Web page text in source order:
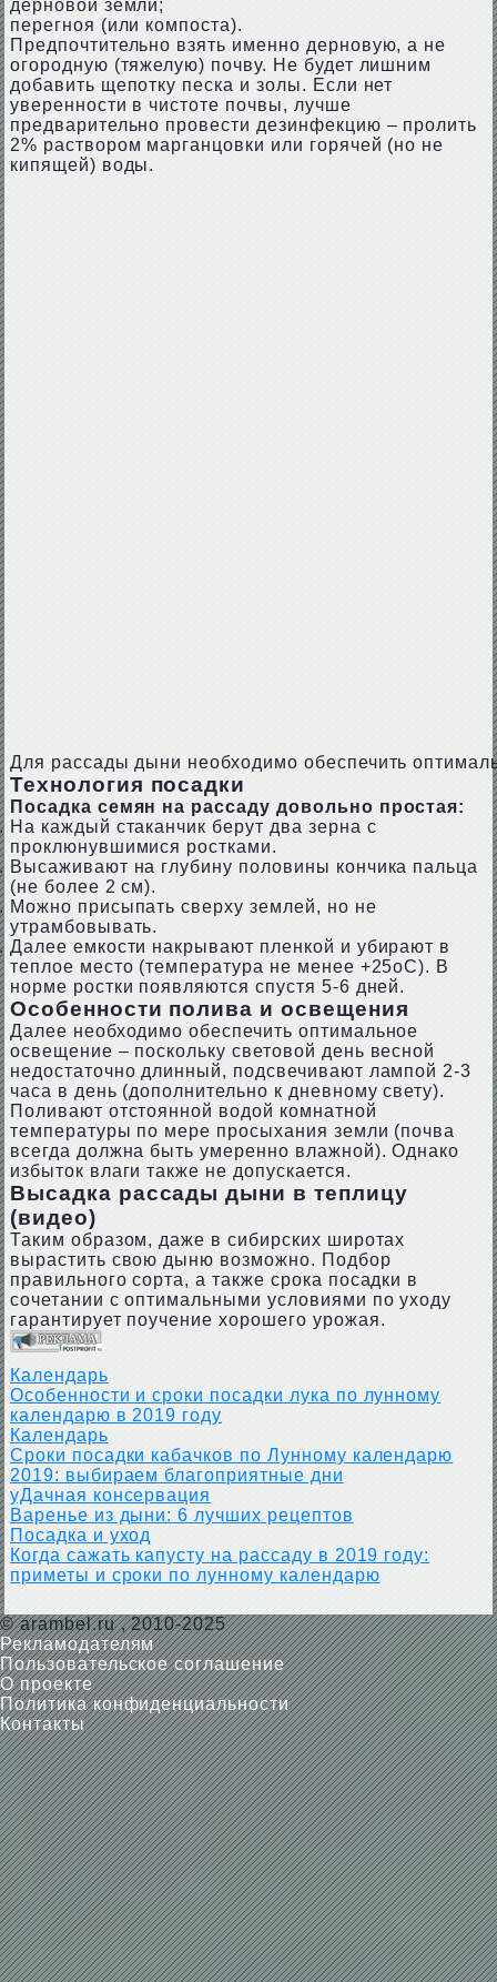
дерновой земли;
перегноя (или компоста).
Предпочтительно взять именно дерновую, а не
огородную (тяжелую) почву. Не будет лишним
добавить щепотку песка и золы. Если нет
уверенности в чистоте почвы, лучше
предварительно провести дезинфекцию – пролить
2% раствором марганцовки или горячей (но не
кипящей) воды.
Для рассады дыни необходимо обеспечить
Технология посадки
Посадка семян на рассаду довольно простая:
На каждый стаканчик берут два зерна с
проклюнувшимися ростками.
Высаживают на глубину половины кончика пальца
(не более 2 см).
Можно присыпать сверху землей, но не
утрамбовывать.
Далее емкости накрывают пленкой и убирают в
теплое место (температура не менее +25оС). В
норме ростки появляются спустя 5-6 дней.
Особенности полива и освещения
Далее необходимо обеспечить оптимальное
освещение – поскольку световой день весной
недостаточно длинный, подсвечивают лампой 2-3
часа в день (дополнительно к дневному свету).
Поливают отстоянной водой комнатной
температуры по мере просыхания земли (почва
всегда должна быть умеренно влажной). Однако
избыток влаги также не допускается.
Высадка рассады дыни в теплицу
(видео)
Таким образом, даже в сибирских широтах
вырастить свою дыню возможно. Подбор
правильного сорта, а также срока посадки в
сочетании с оптимальными условиями по уходу
гарантирует поучение хорошего урожая.
Календарь
Особенности и сроки посадки лука по лунному
календарю в 2019 году
Календарь
Сроки посадки кабачков по Лунному календарю
2019: выбираем благоприятные дни
уДачная консервация
Варенье из дыни: 6 лучших рецептов
Посадка и уход
Когда сажать капусту на рассаду в 2019 году:
приметы и сроки по лунному календарю
© arambel.ru, 2010-2025
Рекламодателям
Пользовательское соглашение
О проекте
Политика конфиденциальности
Контакты